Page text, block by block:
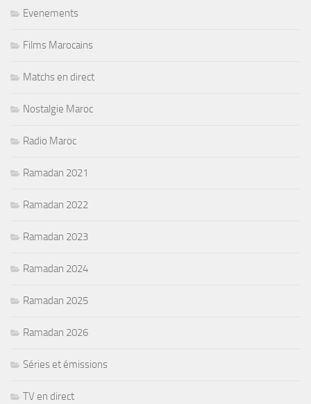
Evenements
Films Marocains
Matchs en direct
Nostalgie Maroc
Radio Maroc
Ramadan 2021
Ramadan 2022
Ramadan 2023
Ramadan 2024
Ramadan 2025
Ramadan 2026
Séries et émissions
TV en direct